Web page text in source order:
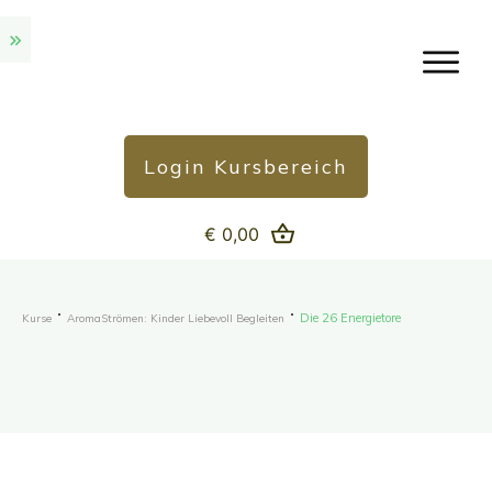
Login Kursbereich
€ 0,00
Kurse AromaStrömen: Kinder Liebevoll Begleiten Die 26 Energietore